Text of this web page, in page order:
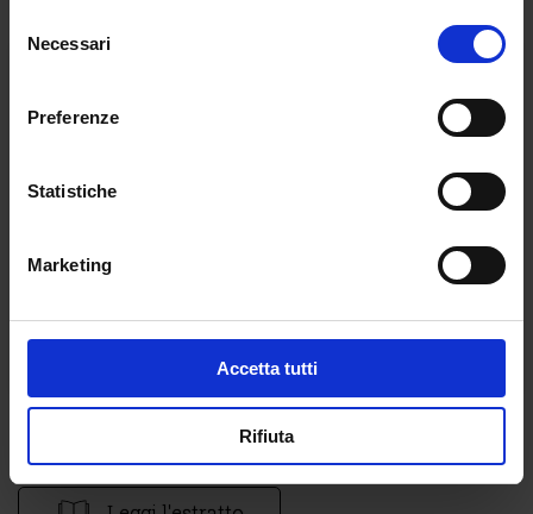
delNecessari
Preferenze
Statistiche
Marketing
Accetta tutti
Rifiuta
Leggi il sommario